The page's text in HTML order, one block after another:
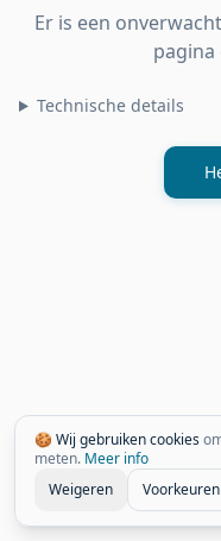
🍪 Wij gebruiken cookies
meten. Meer info
Weigeren
Voorkeuren
Er is een
pagina
Technische details